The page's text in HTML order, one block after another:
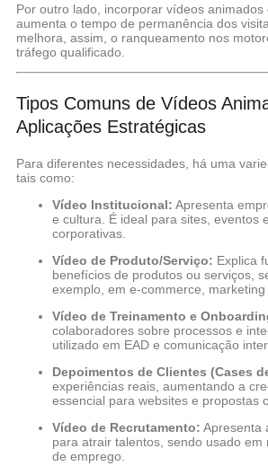
Por outro lado, incorporar vídeos animados
aumenta o tempo de permanência dos
melhora, assim, o ranqueamento nos
tráfego qualificado.
Tipos Comuns de Vídeos
Aplicações Estratégicas
Para diferentes necessidades, há uma
tais como:
Vídeo Institucional: Apresenta
e cultura. É ideal para sites, eventos
corporativas.
Vídeo de Produto/Serviço: Explica
benefícios de produtos ou serviços,
exemplo, em e-commerce, marketing
Vídeo de Treinamento e
colaboradores sobre processos e
utilizado em EAD e comunicação
Depoimentos de Clientes (Cases
experiências reais, aumentando a
essencial para websites e propostas
Vídeo de Recrutamento: Apresenta
para atrair talentos, sendo usado em
de emprego.